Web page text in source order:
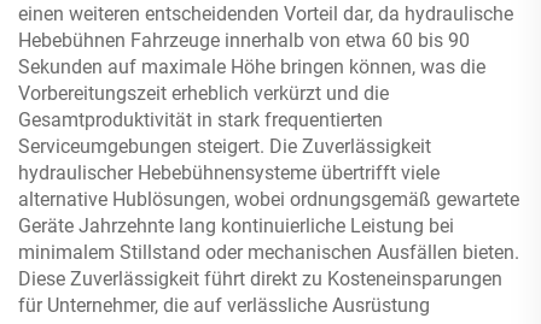
einen weiteren entscheidenden Vorteil dar, da hydraulische
Hebebühnen Fahrzeuge innerhalb von etwa 60 bis 90
Sekunden auf maximale Höhe bringen können, was die
Vorbereitungszeit erheblich verkürzt und die
Gesamtproduktivität in stark frequentierten
Serviceumgebungen steigert. Die Zuverlässigkeit
hydraulischer Hebebühnensysteme übertrifft viele
alternative Hublösungen, wobei ordnungsgemäß gewartete
Geräte Jahrzehnte lang kontinuierliche Leistung bei
minimalem Stillstand oder mechanischen Ausfällen bieten.
Diese Zuverlässigkeit führt direkt zu Kosteneinsparungen
für Unternehmer, die auf verlässliche Ausrüstung